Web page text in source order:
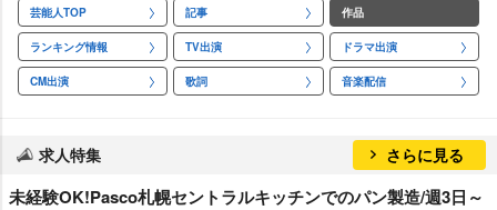
芸能人TOP 記事 作品
ランキング情報 TV出演 ドラマ出演
CM出演 歌詞 音楽配信
求人特集 さらに見る
未経験OK!Pasco札幌セントラルキッチンでのパン製造/週3日～